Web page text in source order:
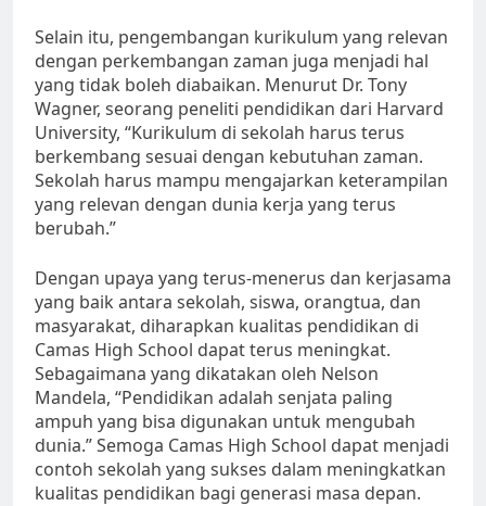
Selain itu, pengembangan kurikulum yang relevan
dengan perkembangan zaman juga menjadi hal
yang tidak boleh diabaikan. Menurut Dr. Tony
Wagner, seorang peneliti pendidikan dari Harvard
University, “Kurikulum di sekolah harus terus
berkembang sesuai dengan kebutuhan zaman.
Sekolah harus mampu mengajarkan keterampilan
yang relevan dengan dunia kerja yang terus
berubah.”
Dengan upaya yang terus-menerus dan kerjasama
yang baik antara sekolah, siswa, orangtua, dan
masyarakat, diharapkan kualitas pendidikan di
Camas High School dapat terus meningkat.
Sebagaimana yang dikatakan oleh Nelson
Mandela, “Pendidikan adalah senjata paling
ampuh yang bisa digunakan untuk mengubah
dunia.” Semoga Camas High School dapat menjadi
contoh sekolah yang sukses dalam meningkatkan
kualitas pendidikan bagi generasi masa depan.